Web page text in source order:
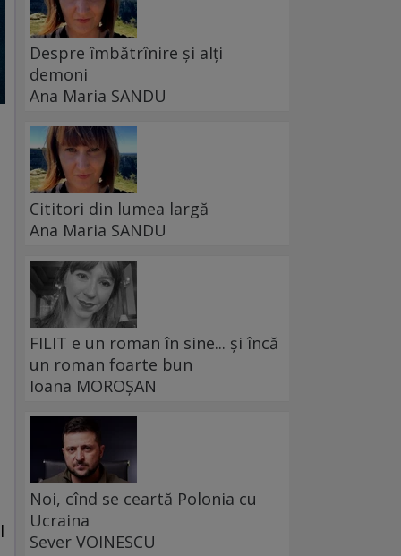
Despre îmbătrînire și alți
demoni
Ana Maria SANDU
Cititori din lumea largă
Ana Maria SANDU
FILIT e un roman în sine... și încă
un roman foarte bun
Ioana MOROȘAN
Noi, cînd se ceartă Polonia cu
Ucraina
Sever VOINESCU